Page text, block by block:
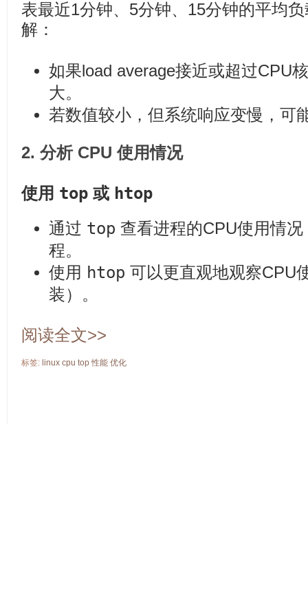
表最近1分钟、5分钟、15分钟的平均
解：
如果load average接近或超过CPU
大。
若数值较小，但系统响应变慢，可
2. 分析 CPU 使用情况
使用 top 或 htop
通过 top 查看进程的CPU使用情
程。
使用 htop 可以更直观地观察CPU
装）。
阅读全文>>
标签: linux cpu top 性能 优化